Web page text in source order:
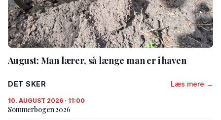
August: Man lærer, så længe man er i haven
DET SKER Læs mere →
10. AUGUST 2026 · 11:00
Sommerbogen 2026